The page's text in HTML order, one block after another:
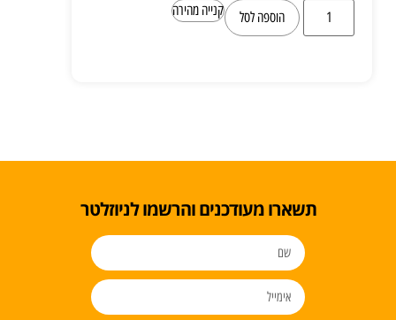
הוספה לסל קנייה מהירה
תשארו מעודכנים והרשמו לניוזלטר